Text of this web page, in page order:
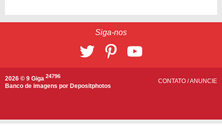
Siga-nos
2026 © 9 Giga 24796
Banco de imagens por Depositphotos
CONTATO /ANUNCIE